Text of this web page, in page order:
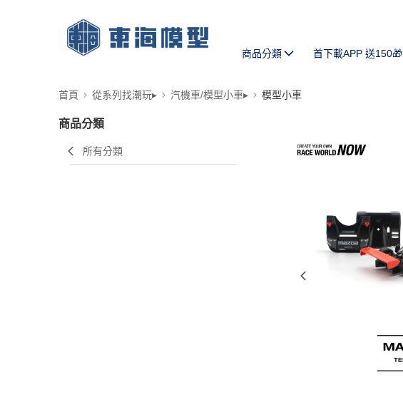
商品分類 首下載APP 送150🎁
首頁 從系列找潮玩▸ 汽機車/模型小車▸ 模型小車
商品分類
所有分類